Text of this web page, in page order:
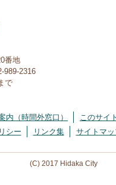
番地
989-2316
で
内（時間外窓口）
このサイ
シー
リンク集 サイトマッ
(C) 2017 Hidaka City